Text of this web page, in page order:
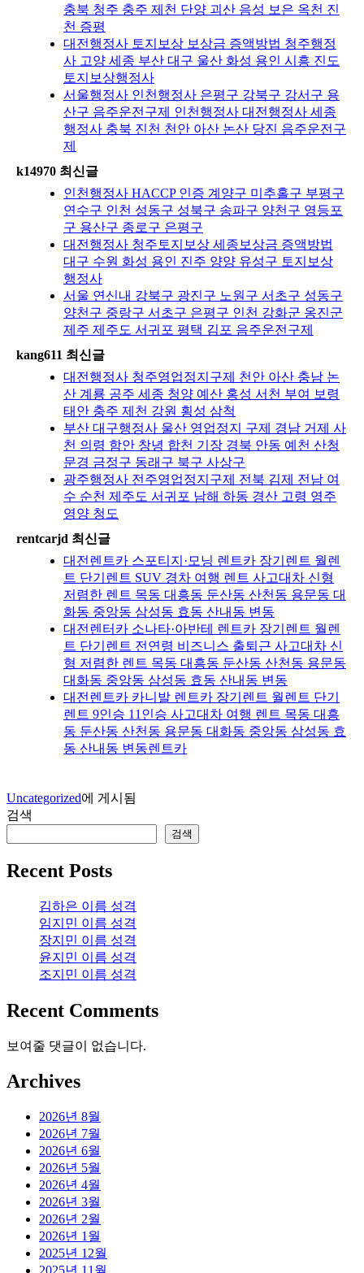
충북 청주 충주 제천 단양 괴산 음성 보은 옥천 진
천 증평
대전행정사 토지보상 보상금 증액방법 청주행정
사 고양 세종 부산 대구 울산 화성 용인 시흥 진도
토지보상행정사
서울행정사 인천행정사 은평구 강북구 강서구 용
산구 음주운전구제 인천행정사 대전행정사 세종
행정사 충북 진천 천안 아산 논산 당진 음주운전구
제
k14970 최신글
인천행정사 HACCP 인증 계양구 미추홀구 부평구
연수구 인천 성동구 성북구 송파구 양천구 영등포
구 용산구 종로구 은평구
대전행정사 청주토지보상 세종보상금 증액방법
대구 수원 화성 용인 진주 양양 유성구 토지보상
행정사
서울 연신내 강북구 광진구 노원구 서초구 성동구
양천구 중랑구 서초구 은평구 인천 강화군 옹진군
제주 제주도 서귀포 평택 김포 음주운전구제
kang611 최신글
대전행정사 청주영업정지구제 천안 아산 충남 논
산 계룡 공주 세종 청양 예산 홍성 서천 부여 보령
태안 충주 제천 강원 횡성 삼척
부산 대구행정사 울산 영업정지 구제 경남 거제 사
천 의령 함안 창녕 합천 기장 경북 안동 예천 산청
문경 금정구 동래구 북구 사상구
광주행정사 전주영업정지구제 전북 김제 전남 여
수 순천 제주도 서귀포 남해 하동 경산 고령 영주
영양 청도
rentcarjd 최신글
대전렌트카 스포티지·모닝 렌트카 장기렌트 월렌
트 단기렌트 SUV 경차 여행 렌트 사고대차 신형
저렴한 렌트 목동 대흥동 둔산동 산천동 용문동 대
화동 중앙동 삼성동 효동 산내동 변동
대전렌터카 소나타·아반테 렌트카 장기렌트 월렌
트 단기렌트 전연령 비즈니스 출퇴근 사고대차 신
형 저렴한 렌트 목동 대흥동 둔산동 산천동 용문동
대화동 중앙동 삼성동 효동 산내동 변동
대전렌트카 카니발 렌트카 장기렌트 월렌트 단기
렌트 9인승 11인승 사고대차 여행 렌트 목동 대흥
동 둔산동 산천동 용문동 대화동 중앙동 삼성동 효
동 산내동 변동렌트카
Uncategorized에 게시됨
검색
검색
Recent Posts
김하은 이름 성격
임지민 이름 성격
장지민 이름 성격
윤지민 이름 성격
조지민 이름 성격
Recent Comments
보여줄 댓글이 없습니다.
Archives
2026년 8월
2026년 7월
2026년 6월
2026년 5월
2026년 4월
2026년 3월
2026년 2월
2026년 1월
2025년 12월